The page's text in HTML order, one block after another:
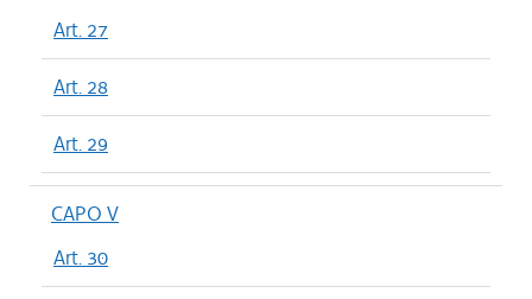
Art. 27
Art. 28
Art. 29
CAPO V
Art. 30